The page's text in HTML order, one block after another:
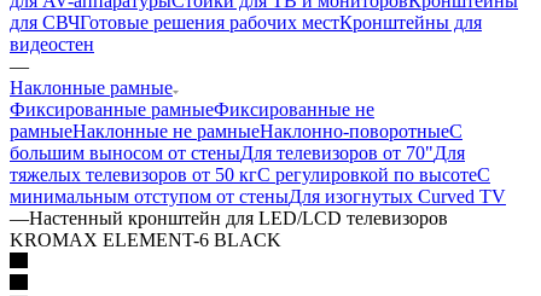
для СВЧГотовые решения рабочих местКронштейны для
видеостен
—
Наклонные рамные
Фиксированные рамныеФиксированные не
рамныеНаклонные не рамныеНаклонно-поворотныеС
большим выносом от стеныДля телевизоров от 70"Для
тяжелых телевизоров от 50 кгС регулировкой по высотеС
минимальным отступом от стеныДля изогнутых Curved TV
—Настенный кронштейн для LED/LCD телевизоров
KROMAX ELEMENT-6 BLACK